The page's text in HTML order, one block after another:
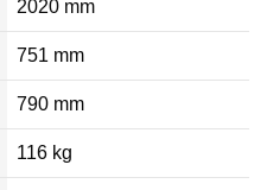
2020 mm
751 mm
790 mm
116 kg